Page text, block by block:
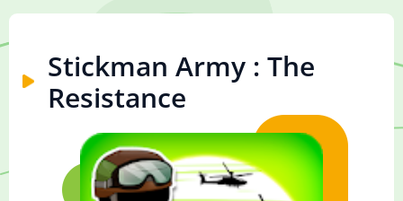
Stickman Army : The
Resistance